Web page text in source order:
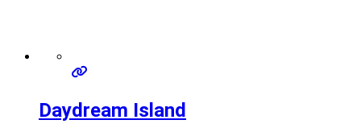
Daydream Island